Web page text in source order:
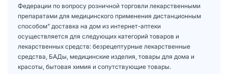
Федерации по вопросу розничной торговли лекарственными
препаратами для медицинского применения дистанционным
способом" доставка на дом из интернет-аптеки
осуществляется для следующих категорий товаров и
лекарственных средств: безрецептурные лекарственные
средства, БАДы, медицинские изделия, товары для дома и
красоты, бытовая химия и сопутствующие товары.